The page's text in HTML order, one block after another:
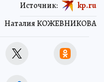
Наталия КОЖЕВНИКОВА
Источник: kp.ru